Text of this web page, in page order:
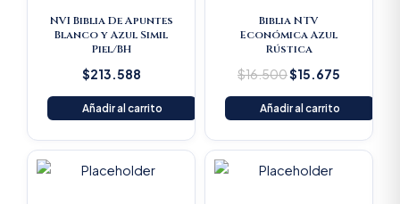
NVI Biblia De Apuntes
Blanco y Azul Simil
Piel/BH
$213.588
Añadir al carrito
Biblia NTV
Económica Azul
Rústica
$16.500$15.675
Añadir al carrito
price
Current
price
Current